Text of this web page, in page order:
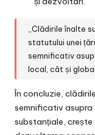
„Clădirile înalte
statutului unei
semnificativ
local, cât și
În concluzie,
semnificativ asupra
substanțiale,